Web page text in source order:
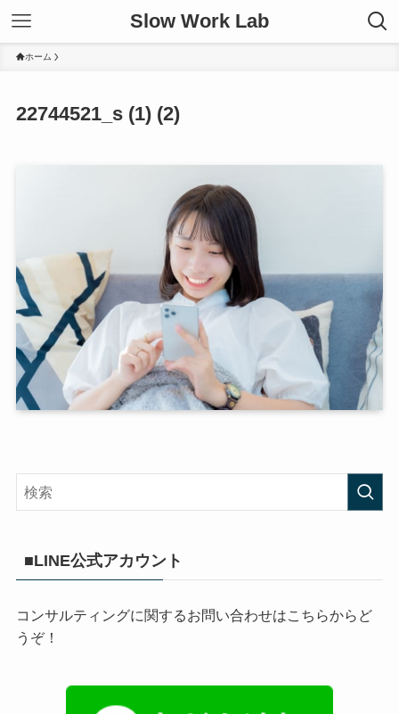
Slow Work Lab
ホーム
22744521_s (1) (2)
■LINE公式アカウント
コンサルティングに関するお問い合わせはこちらからど
うぞ！